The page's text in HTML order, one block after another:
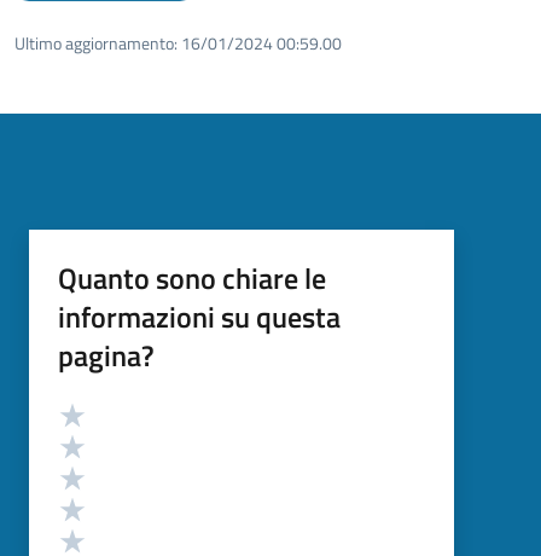
Ultimo aggiornamento: 16/01/2024 00:59.00
Quanto sono chiare le
informazioni su questa
pagina?
Valutazione